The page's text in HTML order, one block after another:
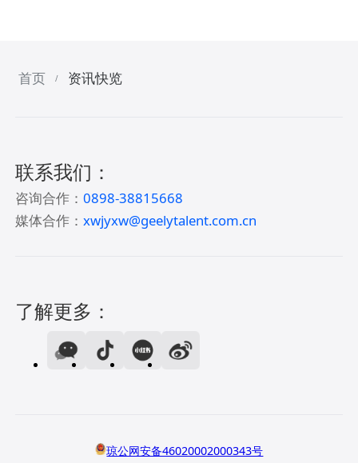
首页 / 资讯快览
联系我们：
咨询合作：0898-38815668
媒体合作：xwjyxw@geelytalent.com.cn
了解更多：
琼公网安备46020002000343号